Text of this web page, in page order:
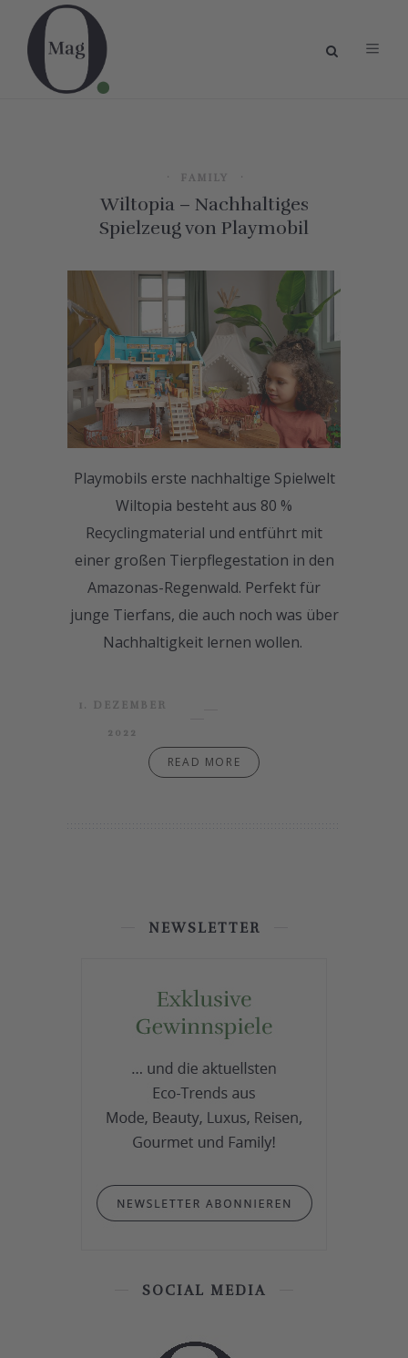
FAMILY
Wiltopia – Nachhaltiges
Spielzeug von Playmobil
Playmobils erste nachhaltige Spielwelt
Wiltopia besteht aus 80 %
Recyclingmaterial und entführt mit
einer großen Tierpflegestation in den
Amazonas-Regenwald. Perfekt für
junge Tierfans, die auch noch was über
Nachhaltigkeit lernen wollen.
1. DEZEMBER
2022
READ MORE
NEWSLETTER
SOCIAL MEDIA